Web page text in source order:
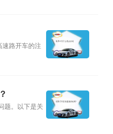
速路开车的注
题。以下是关